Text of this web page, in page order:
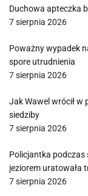
Duchowa apteczka
7 sierpnia 2026
Poważny wypadek
spore utrudnienia
7 sierpnia 2026
Jak Wawel wrócił w
siedziby
7 sierpnia 2026
Policjantka podczas
jeziorem uratowała
7 sierpnia 2026